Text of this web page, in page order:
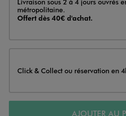
métropolitaine.
Offert dès 40€ d'achat.
Click & Collect ou réservation en
AJOUTER AU